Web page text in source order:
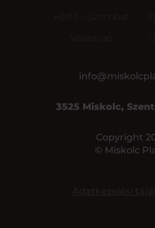
Hétfő – Szombat:
Vasárnap:
3525 Miskolc,
Copyright
© Miskolc